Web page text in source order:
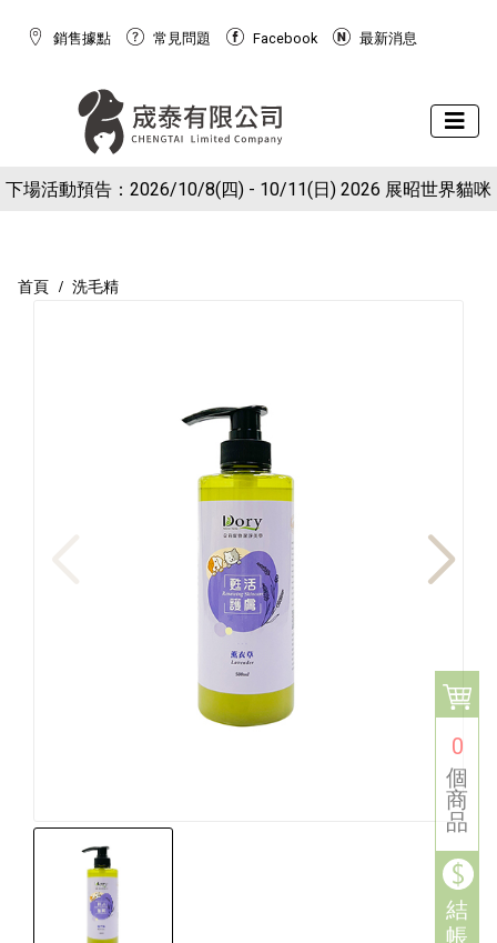
0
個
商
品
結
帳
銷售據點 常見問題 Facebook 最新消息
下場活動預告：2026/10/8(四) - 10/11(日) 2026 展昭世界貓咪
首頁 洗毛精